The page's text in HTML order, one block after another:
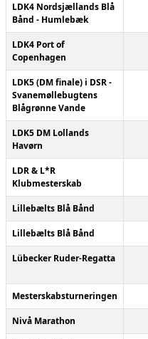
LDK4 Nordsjællands Blå
Bånd - Humlebæk
LDK4 Port of
Copenhagen
LDK5 (DM finale) i DSR -
Svanemøllebugtens
Blågrønne Vande
LDK5 DM Lollands
Havørn
LDR & L*R
Klubmesterskab
Lillebælts Blå Bånd
Lillebælts Blå Bånd
Lübecker Ruder-Regatta
Mesterskabsturneringen
Nivå Marathon